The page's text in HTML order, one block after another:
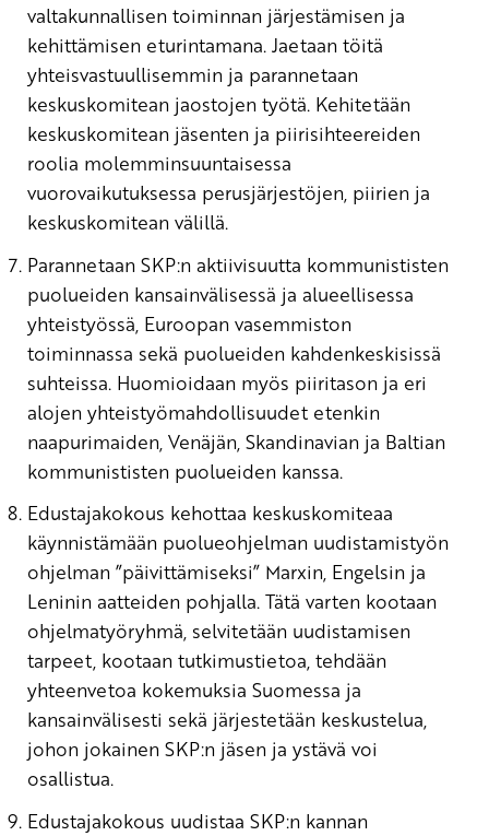
valtakunnallisen toiminnan järjestämisen ja
kehittämisen eturintamana. Jaetaan töitä
yhteisvastuullisemmin ja parannetaan
keskuskomitean jaostojen työtä. Kehitetään
keskuskomitean jäsenten ja piirisihteereiden
roolia molemminsuuntaisessa
vuorovaikutuksessa perusjärjestöjen, piirien ja
keskuskomitean välillä.
Parannetaan SKP:n aktiivisuutta kommunististen
puolueiden kansainvälisessä ja alueellisessa
yhteistyössä, Euroopan vasemmiston
toiminnassa sekä puolueiden kahdenkeskisissä
suhteissa. Huomioidaan myös piiritason ja eri
alojen yhteistyömahdollisuudet etenkin
naapurimaiden, Venäjän, Skandinavian ja Baltian
kommunististen puolueiden kanssa.
Edustajakokous kehottaa keskuskomiteaa
käynnistämään puolueohjelman uudistamistyön
ohjelman ”päivittämiseksi” Marxin, Engelsin ja
Leninin aatteiden pohjalla. Tätä varten kootaan
ohjelmatyöryhmä, selvitetään uudistamisen
tarpeet, kootaan tutkimustietoa, tehdään
yhteenvetoa kokemuksia Suomessa ja
kansainvälisesti sekä järjestetään keskustelua,
johon jokainen SKP:n jäsen ja ystävä voi
osallistua.
Edustajakokous uudistaa SKP:n kannan